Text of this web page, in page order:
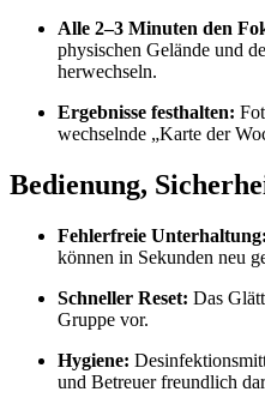
Alle 2–3 Minuten den
physischen Gelände und
herwechseln.
Ergebnisse festhalten:
wechselnde „Karte der
Bedienung,
Fehlerfreie Unterhaltung:
können in Sekunden neu
Schneller Reset: Das
Gruppe vor.
Hygiene:
und Betreuer freundlich